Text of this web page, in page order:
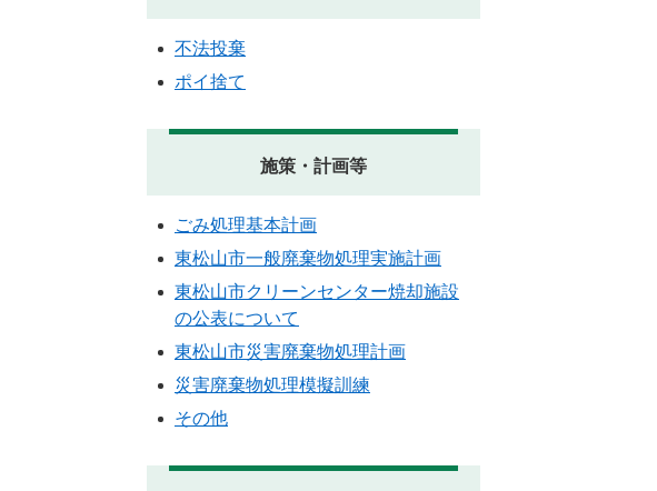
不法投棄
ポイ捨て
施策・計画等
ごみ処理基本計画
東松山市一般廃棄物処理実施計画
東松山市クリーンセンター焼却施設
の公表について
東松山市災害廃棄物処理計画
災害廃棄物処理模擬訓練
その他